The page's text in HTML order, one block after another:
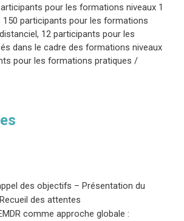
pour les formations niveaux 1
150 participants pour les formations
12 participants pour les
dans le cadre des formations niveaux
pour les formations pratiques /
des objectifs – Présentation du
des attentes
comme approche globale :